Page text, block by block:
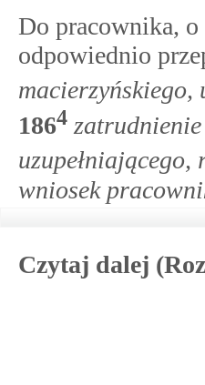
Do pracownika,
odpowiednio
macierzyńskiego,
1864
wniosek
Czytaj dalej